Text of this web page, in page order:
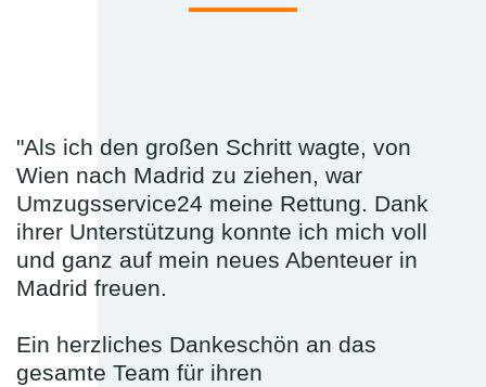
"Als ich den großen Schritt wagte, von
Wien nach Madrid zu ziehen, war
Umzugsservice24 meine Rettung. Dank
ihrer Unterstützung konnte ich mich voll
und ganz auf mein neues Abenteuer in
Madrid freuen.
Ein herzliches Dankeschön an das
gesamte Team für ihren